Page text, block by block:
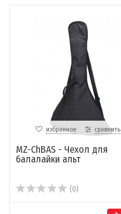
избранное сравнить
MZ-ChBAS - Чехол для
балалайки альт
(0)